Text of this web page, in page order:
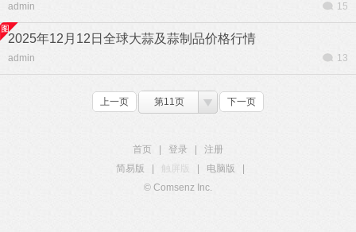
admin 15
2025年12月12日全球大蒜及蒜制品价格行情
admin 13
上一页 第11页 下一页
首页 登录
注册
简易版
触屏版 电脑版
© Comsenz Inc.